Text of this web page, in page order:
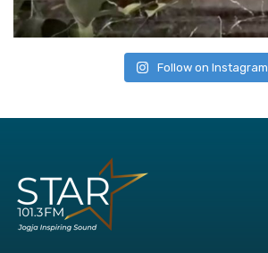
Follow on Instagram